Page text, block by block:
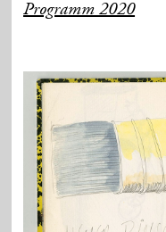
Programm 2020